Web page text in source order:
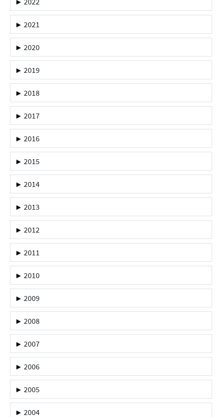
2021
2020
2019
2018
2017
2016
2015
2014
2013
2012
2011
2010
2009
2008
2007
2006
2005
2004